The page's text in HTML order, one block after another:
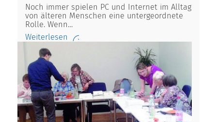
Noch immer spielen PC und Internet im Alltag
von älteren Menschen eine untergeordnete
Rolle. Wenn…
Weiterlesen